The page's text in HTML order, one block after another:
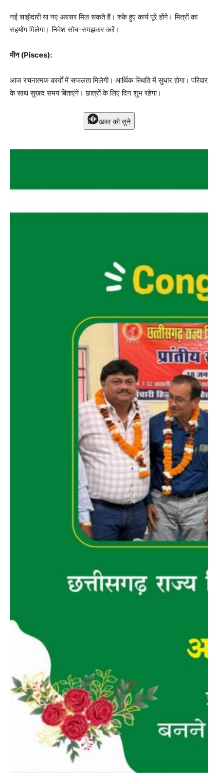
नई साझेदारी या नए अवसर मिल सकते हैं। रुके हुए कार्य पूरे होंगे। मित्रों का
सहयोग मिलेगा। निवेश सोच-समझकर करें।
मीन (Pisces):
आज रचनात्मक कार्यों में सफलता मिलेगी। आर्थिक स्थिति में सुधार होगा। परिवार
के साथ सुखद समय बिताएंगे। छात्रों के लिए दिन शुभ रहेगा।
खबर को सुने